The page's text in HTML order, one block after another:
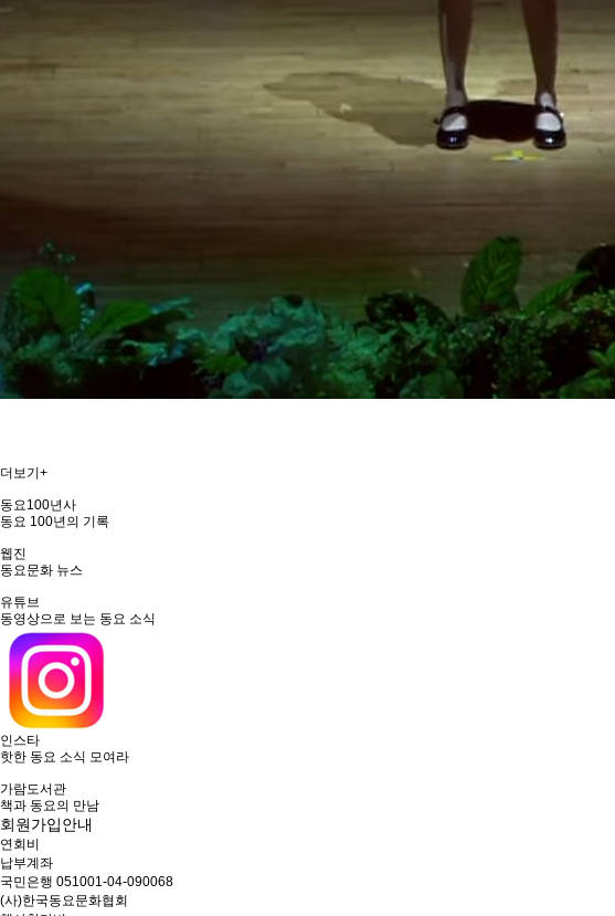
더보기+
동요100년사
동요 100년의 기록
웹진
동요문화 뉴스
유튜브
동영상으로 보는 동요 소식
인스타
핫한 동요 소식 모여라
가람도서관
책과 동요의 만남
회원가입안내
연회비
납부계좌
국민은행 051001-04-090068
(사)한국동요문화협회